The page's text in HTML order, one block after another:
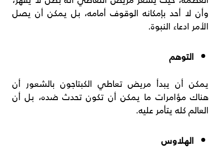
وأن لا أحد بإمكانه الوقوف أمامه، بل يمكن أن يصل
الأمر ادعاء النبوة.
التوهم
يمكن أن يبدأ مريض تعاطي الكبتاجون بالشعور أن
هناك مؤامرات ما يمكن أن تكون تحدث ضده، بل أن
العالم كله يتأمر عليه.
الهلاوس